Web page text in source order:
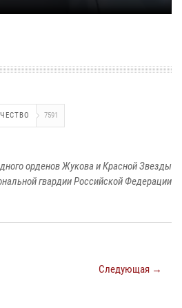
7591
орденов Жукова и Красной Звезды
гвардии Российской Федерации
Следующая →